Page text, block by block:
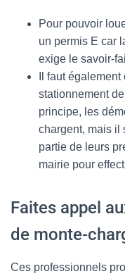
Pour pouvoir
un permis E car
exige le savoir-
Il faut
stationnement
principe, les
chargent, mais il
partie de leurs
mairie pour
Faites appel
de monte-
Ces professionnels